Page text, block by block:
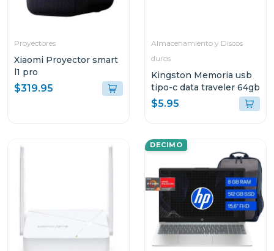
Proyectores
Xiaomi Proyector smart
l1 pro
$319.95
Almacenamiento y Discos
duros
Kingston Memoria usb
tipo-c data traveler 64gb
$5.95
DECIMO